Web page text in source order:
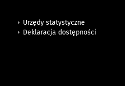
Urzędy statystyczne
Deklaracja dostępności